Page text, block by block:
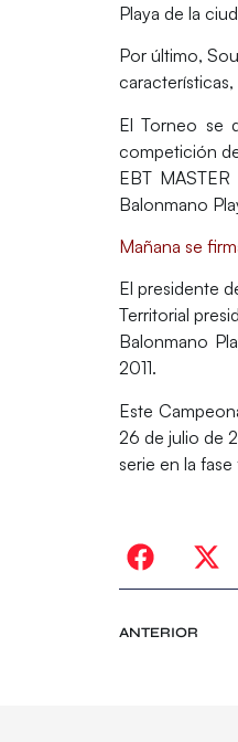
Playa de la
Por último,
características,
El Torneo se
competición
EBT
Balonmano
Mañana se
El presidente
Territorial
Balonmano
2011.
Este
26 de julio de
serie en la fase
ANTERIOR